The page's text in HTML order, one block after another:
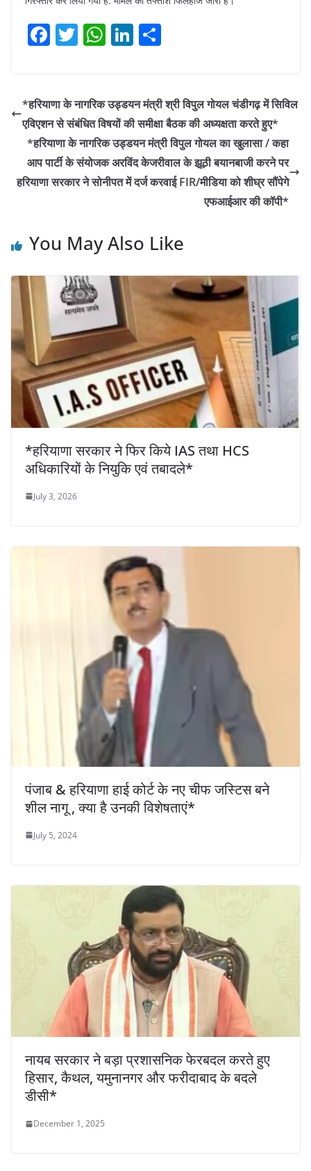
F
e
b
o
o
k
T
er
W
s
A
p
p
Li
e
dI
n
e
*हरियाणा के नागरिक उड्डयन मंत्री श्री विपुल गोयल चंडीगढ़ में सिविल
एविएशन से संबंधित विषयों की समीक्षा बैठक की अध्यक्षता करते हुए*
*हरियाणा के नागरिक उड्डयन मंत्री विपुल गोयल का खुलासा / कहा
आप पार्टी के संयोजक अरविंद केजरीवाल के झूठी बयानबाजी करने पर
हरियाणा सरकार ने सोनीपत में दर्ज करवाई FIR/मीडिया को शीघ्र सौंपेगे
एफआईआर की कॉपी*
You May Also Like
*हरियाणा सरकार ने फिर किये IAS तथा HCS
अधिकारियों के नियुकि एवं तबादले*
July 3, 2026
पंजाब & हरियाणा हाई कोर्ट के नए चीफ जस्टिस बने
शील नागू , क्या है उनकी विशेषताएं*
July 5, 2024
नायब सरकार ने बड़ा प्रशासनिक फेरबदल करते हुए
हिसार, कैथल, यमुनानगर और फरीदाबाद के बदले
डीसी*
December 1, 2025